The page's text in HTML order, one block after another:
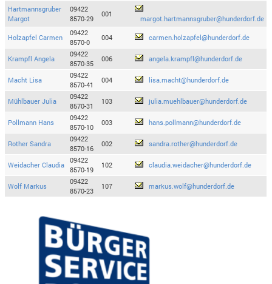
Hartmannsgruber
Margot
09422
8570-29
001
margot.hartmannsgruber@hunderdorf.de
Holzapfel Carmen
09422
8570-0
004 carmen.holzapfel@hunderdorf.de
Krampfl Angela
09422
8570-35
006 angela.krampfl@hunderdorf.de
Macht Lisa
09422
8570-41
004 lisa.macht@hunderdorf.de
Mühlbauer Julia
09422
8570-31
103 julia.muehlbauer@hunderdorf.de
Pollmann Hans
09422
8570-10
003 hans.pollmann@hunderdorf.de
Rother Sandra
09422
8570-16
002 sandra.rother@hunderdorf.de
Weidacher Claudia
09422
8570-19
102 claudia.weidacher@hunderdorf.de
Wolf Markus
09422
8570-23
107 markus.wolf@hunderdorf.de